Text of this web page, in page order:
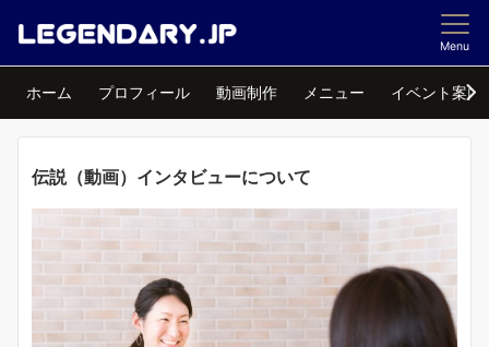
Menu
ホーム プロフィール 動画制作 メニュー イベント案内
伝説（動画）インタビューについて